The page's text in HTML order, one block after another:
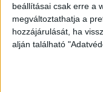
beállításai csak erre a
megváltoztathatja a
hozzájárulását, ha
alján található
30p.
Modern félvászon-